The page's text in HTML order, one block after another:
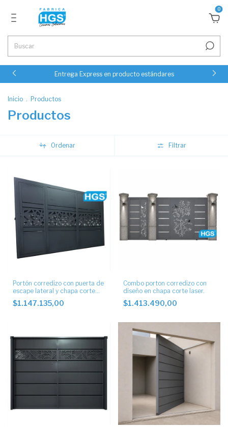
0
Entrega Express en producto estándares
Inicio . Productos
Productos
Ordenar Filtrar
Portón corredizo con puerta de
escape lateral y chapa corte
laser
$1.147.135,00
Combo porton corredizo con
diseño en chapa corte laser.
$1.413.490,00